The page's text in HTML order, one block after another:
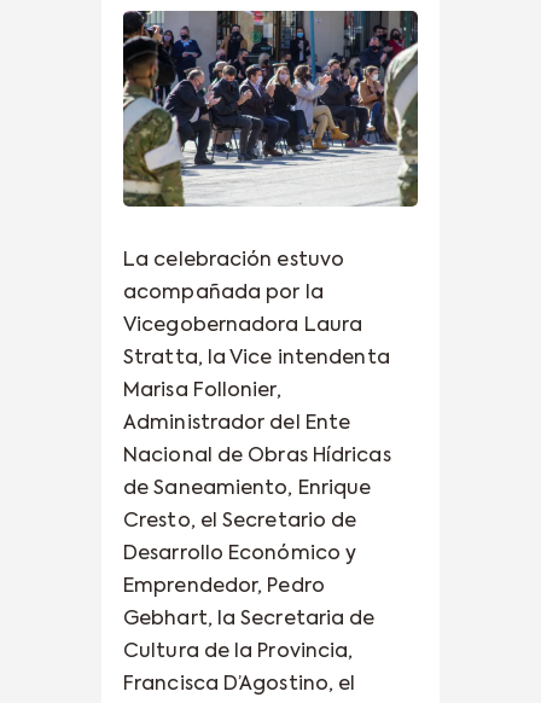
La celebración estuvo
acompañada por la
Vicegobernadora Laura
Stratta, la Vice intendenta
Marisa Follonier,
Administrador del Ente
Nacional de Obras Hídricas
de Saneamiento, Enrique
Cresto, el Secretario de
Desarrollo Económico y
Emprendedor, Pedro
Gebhart, la Secretaria de
Cultura de la Provincia,
Francisca D’Agostino, el